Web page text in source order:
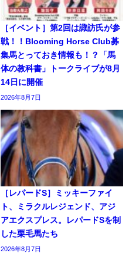
［イベント］第2回は諏訪氏が参
戦！！Blooming Horse Club募
集馬とっておき情報も！？「馬
体の教科書」トークライブが8月
14日に開催
2026年8月7日
［レパードS］ミッキーファイ
ト、ミラクルレジェンド、アジ
アエクスプレス。レパードSを制
した栗毛馬たち
2026年8月7日